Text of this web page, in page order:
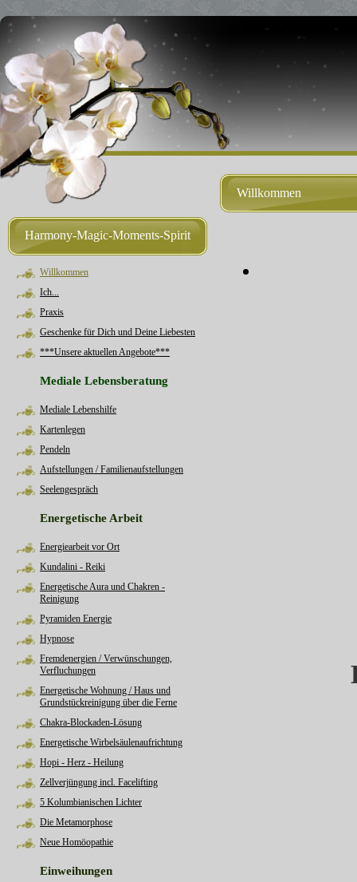
Harmony-Magic-Moments-Spirit
Willkommen
Ich...
Praxis
Geschenke für Dich und Deine Liebesten
***Unsere aktuellen Angebote***
Mediale Lebensberatung
Mediale Lebenshilfe
Kartenlegen
Pendeln
Aufstellungen / Familienaufstellungen
Seelengespräch
Energetische Arbeit
Energiearbeit vor Ort
Kundalini - Reiki
Energetische Aura und Chakren -
Reinigung
Pyramiden Energie
Hypnose
Fremdenergien / Verwünschungen,
Verfluchungen
Energetische Wohnung / Haus und
Grundstückreinigung über die Ferne
Chakra-Blockaden-Lösung
Energetische Wirbelsäulenaufrichtung
Hopi - Herz - Heilung
Zellverjüngung incl. Facelifting
5 Kolumbianischen Lichter
Die Metamorphose
Neue Homöopathie
Einweihungen
Willkommen